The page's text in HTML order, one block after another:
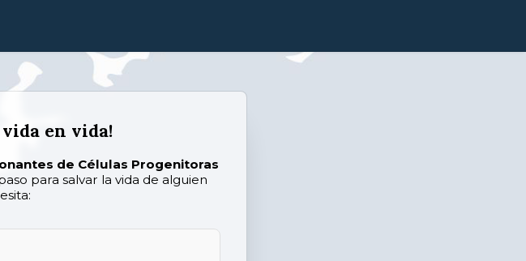
vida en vida!
de Células Progenitoras
para salvar la vida de alguien